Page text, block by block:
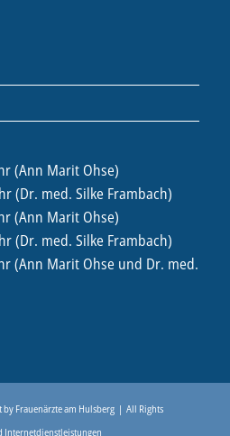
(Ann Marit Ohse)
(Dr. med. Silke Frambach)
(Ann Marit Ohse)
(Dr. med. Silke Frambach)
(Ann Marit Ohse und Dr. med.
by Frauenärzte am Hulsberg| All Rights
Internetdienstleistungen